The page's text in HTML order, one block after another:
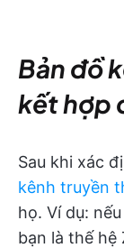
Bản đồ
kết hợp
Sau khi xác
kênh truyền
họ. Ví dụ:
bạn là thế hệ